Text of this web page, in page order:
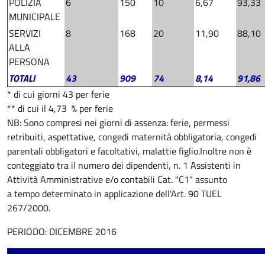
MUNICIPALE
SERVIZI
ALLA
PERSONA
8 168 20 11,90 88,10
TOTALI 43 909 74 8,14
91,86
* di cui giorni 43 per ferie
** di cui il 4,73 % per ferie
NB: Sono compresi nei giorni di assenza: ferie, permessi
retribuiti, aspettative, congedi maternità obbligatoria, congedi
parentali obbligatori e facoltativi, malattie figlio.Inoltre non è
conteggiato tra il numero dei dipendenti, n. 1 Assistenti in
Attività Amministrative e/o contabili Cat. "C1" assunto
a tempo determinato in applicazione dell'Art. 90 TUEL
267/2000.
PERIODO: DICEMBRE 2016